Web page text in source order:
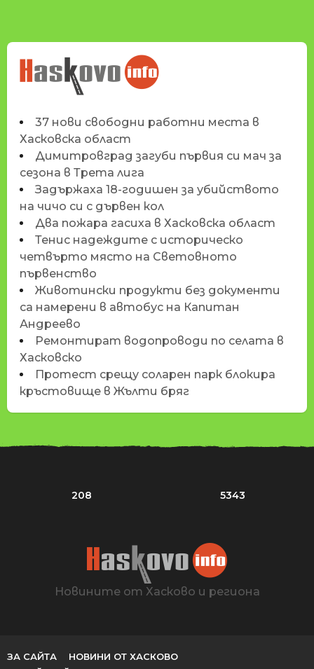
НОВИНИТЕ НА
HASKOVO.INFO
37 нови свободни работни места в
Хасковска област
Димитровград загуби първия си мач за
сезона в Трета лига
Задържаха 18-годишен за убийството
на чичо си с дървен кол
Два пожара гасиха в Хасковска област
Тенис надеждите с историческо
четвърто място на Световното
първенство
Животински продукти без документи
са намерени в автобус на Капитан
Андреево
Ремонтират водопроводи по селата в
Хасковско
Протест срещу соларен парк блокира
кръстовище в Жълти бряг
208 5343
Новините от Хасково и региона
ЗА САЙТА
НОВИНИ ОТ ХАСКОВО